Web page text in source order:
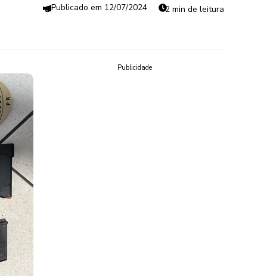
12/07/2024 2 min de leitura
Publicidade